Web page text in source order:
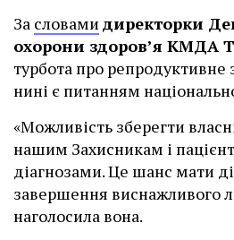
За словамидиректорки
охорони здоров’я КМДА
турбота про репродуктивне
нині є питанням
«Можливість зберегти
нашим Захисникам і
діагнозами. Це шанс мати
завершення виснажливого
наголосила вона.